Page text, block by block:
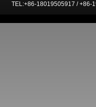
TEL:+86-18019505917 / +86-